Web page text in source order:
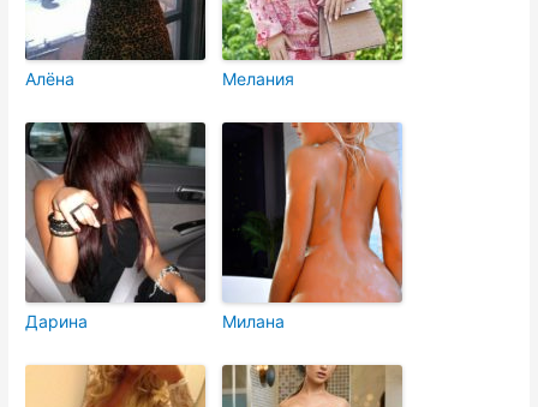
Алёна Мелания
Дарина Милана